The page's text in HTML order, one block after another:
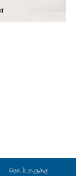
தொடர்புகளுக்கு